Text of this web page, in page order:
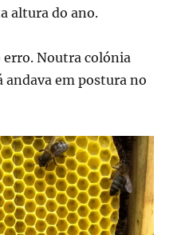
altura do ano.
erro. Noutra colónia
em postura no